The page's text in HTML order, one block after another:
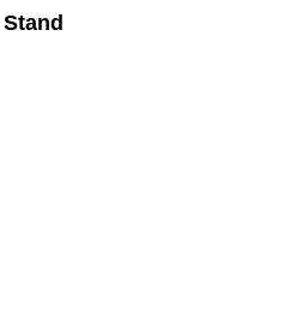
Stand